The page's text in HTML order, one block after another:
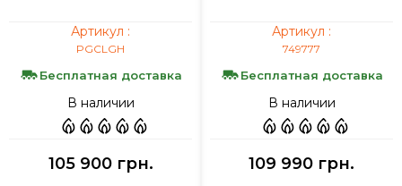
Артикул :
PGCLGH
Бесплатная доставка
В наличии
105 900 грн.
Артикул :
749777
Бесплатная доставка
В наличии
109 990 грн.